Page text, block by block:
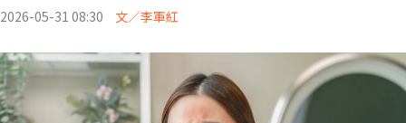
2026-05-31 08:30 文／李軍紅